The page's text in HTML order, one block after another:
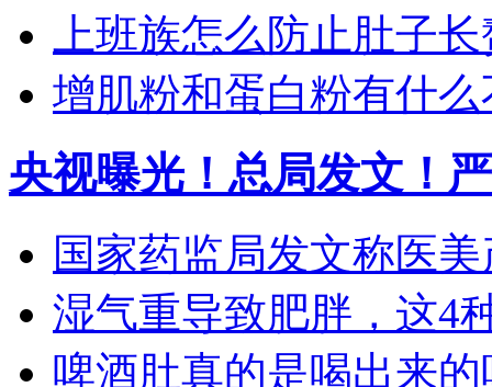
上班族怎么防止肚子
增肌粉和蛋白粉有什么
央视曝光！总局发文！
国家药监局发文称医
湿气重导致肥胖，这4
啤酒肚真的是喝出来的